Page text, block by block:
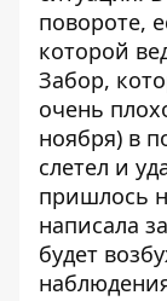
повороте,
которой
Забор,
очень
ноября) в
слетел и
пришлось
написала
будет